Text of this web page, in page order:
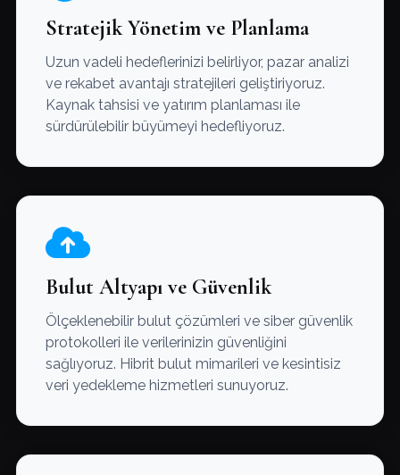
Stratejik Yönetim ve Planlama
Uzun vadeli hedeflerinizi belirliyor, pazar analizi
ve rekabet avantajı stratejileri geliştiriyoruz.
Kaynak tahsisi ve yatırım planlaması ile
sürdürülebilir büyümeyi hedefliyoruz.
Bulut Altyapı ve Güvenlik
Ölçeklenebilir bulut çözümleri ve siber güvenlik
protokolleri ile verilerinizin güvenliğini
sağlıyoruz. Hibrit bulut mimarileri ve kesintisiz
veri yedekleme hizmetleri sunuyoruz.